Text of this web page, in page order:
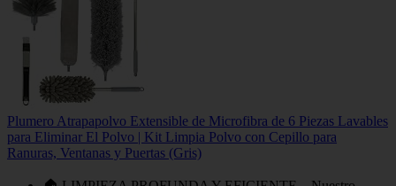
Plumero Atrapapolvo Extensible de Microfibra de 6 Piezas Lavables
para Eliminar El Polvo | Kit Limpia Polvo con Cepillo para
Ranuras, Ventanas y Puertas (Gris)